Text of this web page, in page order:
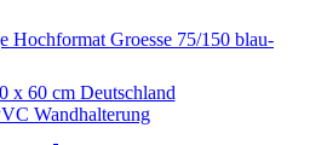
x 60 cm Deutschland
Wandhalterung